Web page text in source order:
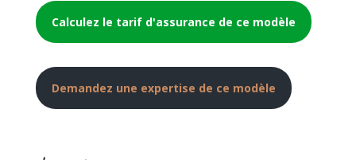
Calculez le tarif d'assurance de ce modèle
Demandez une expertise de ce modèle